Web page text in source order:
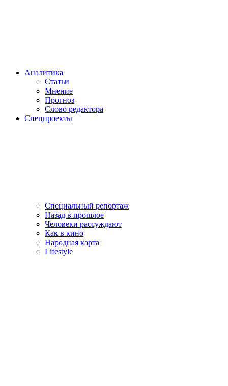
Аналитика
Статьи
Мнение
Прогноз
Cлово редактора
Спецпроекты
Специальный репортаж
Назад в прошлое
Человеки рассуждают
Как в кино
Народная карта
Lifestyle